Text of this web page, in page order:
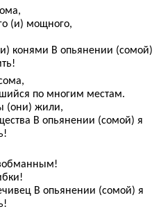
(и) мощного,
конями В опьянении (сомой)
по многим местам.
(они) жили,
В опьянении (сомой) я
В опьянении (сомой) я